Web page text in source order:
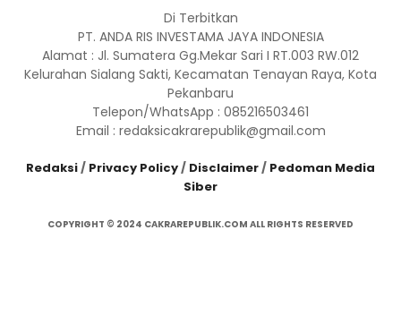
Di Terbitkan
PT. ANDA RIS INVESTAMA JAYA INDONESIA
Alamat : Jl. Sumatera Gg.Mekar Sari I RT.003 RW.012
Kelurahan Sialang Sakti, Kecamatan Tenayan Raya, Kota
Pekanbaru
Telepon/WhatsApp : 085216503461
Email : redaksicakrarepublik@gmail.com
Redaksi/ Privacy Policy/ Disclaimer/ Pedoman Media
Siber
COPYRIGHT © 2024 CAKRAREPUBLIK.COM ALL RIGHTS RESERVED